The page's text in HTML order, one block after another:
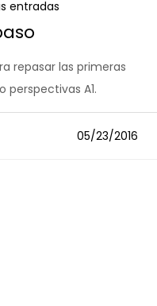
entradas
repasar las primeras
perspectivas A1.
05/23/2016